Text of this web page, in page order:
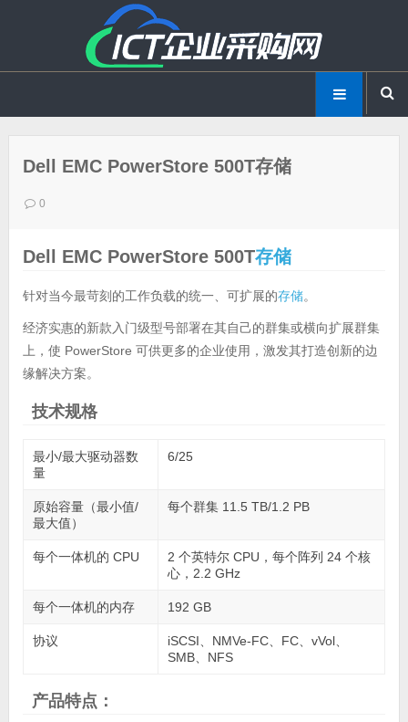
Dell EMC PowerStore 500T存储
0
Dell EMC PowerStore 500T存储
针对当今最苛刻的工作负载的统一、可扩展的存储。
经济实惠的新款入门级型号部署在其自己的群集或横向扩展群集
上，使 PowerStore 可供更多的企业使用，激发其打造创新的边
缘解决方案。
技术规格
最小/最大驱动器数
量
6/25
原始容量（最小值/
最大值）
每个群集 11.5 TB/1.2 PB
每个一体机的 CPU
2 个英特尔 CPU，每个阵列 24 个核
心，2.2 GHz
每个一体机的内存 192 GB
协议
iSCSI、NMVe-FC、FC、vVol、
SMB、NFS
产品特点：